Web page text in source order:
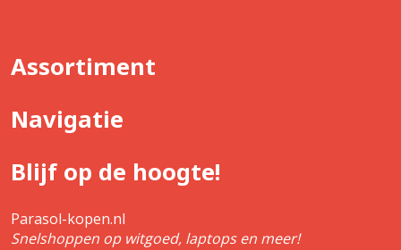
Assortiment
Navigatie
Blijf op de hoogte!
Parasol-kopen.nl
Snelshoppen op witgoed, laptops en meer!